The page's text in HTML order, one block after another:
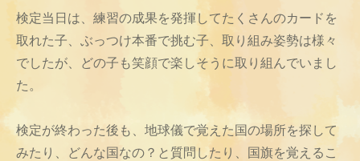
検定当日は、練習の成果を発揮してたくさんのカードを
取れた子、ぶっつけ本番で挑む子、取り組み姿勢は様々
でしたが、どの子も笑顔で楽しそうに取り組んでいまし
た。
検定が終わった後も、地球儀で覚えた国の場所を探して
みたり、どんな国なの？と質問したり、国旗を覚えるこ